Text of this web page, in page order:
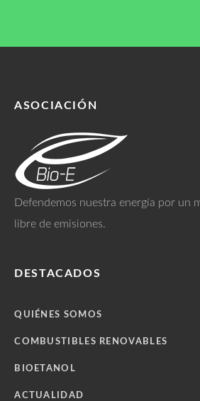
ASOCIACIÓN
Defendemos nuestra energía por un
libre de emisiones.
DESTACADOS
QUIÉNES SOMOS
COMBUSTIBLES RENOVABLES
BIOETANOL
ACTUALIDAD